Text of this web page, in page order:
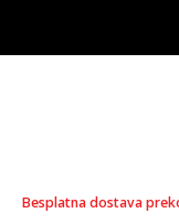
Besplatna dostava